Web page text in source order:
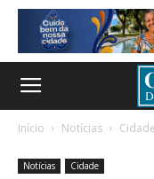
Início Notícias Cidade
Notícias Cidade